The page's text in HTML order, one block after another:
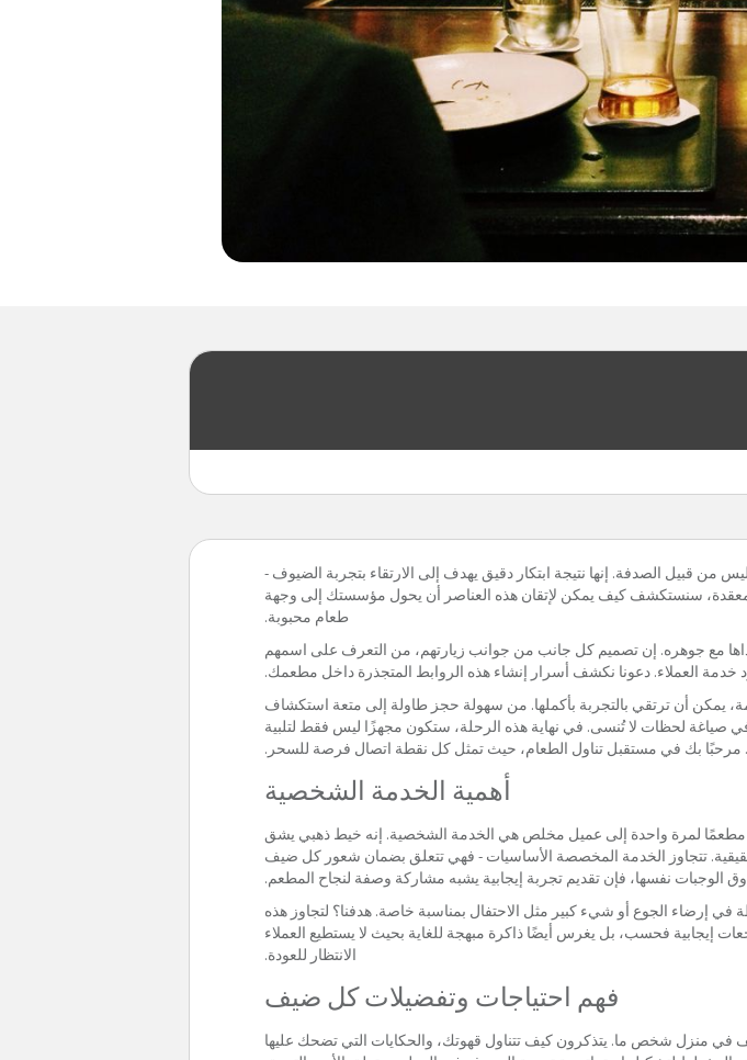
قبيل الصدفة. إنها نتيجة ابتكار دقيق يهدف إلى الارتقاء بتجربة الضيوف -
سنستكشف كيف يمكن لإتقان هذه العناصر أن يحول مؤسستك إلى وجهة
طعام محبوبة.
مع جوهره. إن تصميم كل جانب من جوانب زيارتهم، من التعرف على اسمهم
خدمة العملاء. دعونا نكشف أسرار إنشاء هذه الروابط المتجذرة داخل مطعمك.
يمكن أن ترتقي بالتجربة بأكملها. من سهولة حجز طاولة إلى متعة استكشاف
صياغة لحظات لا تُنسى. في نهاية هذه الرحلة، ستكون مجهزًا ليس فقط لتلبية
بك في مستقبل تناول الطعام، حيث تمثل كل نقطة اتصال فرصة للسحر.
أهمية الخدمة الشخصية
مطعمًا لمرة واحدة إلى عميل مخلص هي الخدمة الشخصية. إنه خيط ذهبي يشق
تتجاوز الخدمة المخصصة الأساسيات - فهي تتعلق بضمان شعور كل ضيف
الوجبات نفسها، فإن تقديم تجربة إيجابية يشبه مشاركة وصفة لنجاح المطعم.
إرضاء الجوع أو شيء كبير مثل الاحتفال بمناسبة خاصة. هدفنا؟ لتجاوز هذه
إيجابية فحسب، بل يغرس أيضًا ذاكرة مبهجة للغاية بحيث لا يستطيع العملاء
الانتظار للعودة.
فهم احتياجات وتفضيلات كل ضيف
منزل شخص ما. يتذكرون كيف تتناول قهوتك، والحكايات التي تضحك عليها